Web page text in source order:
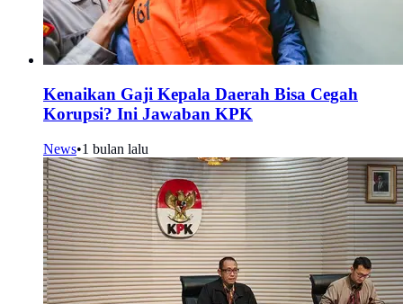
Kenaikan Gaji Kepala Daerah Bisa Cegah
Korupsi? Ini Jawaban KPK
News•1 bulan lalu